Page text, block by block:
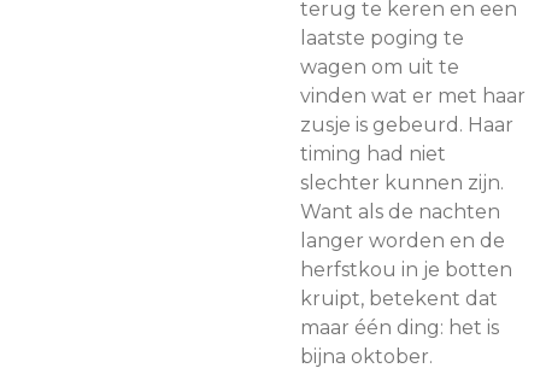
terug te keren en een
laatste poging te
wagen om uit te
vinden wat er met haar
zusje is gebeurd. Haar
timing had niet
slechter kunnen zijn.
Want als de nachten
langer worden en de
herfstkou in je botten
kruipt, betekent dat
maar één ding: het is
bijna oktober.